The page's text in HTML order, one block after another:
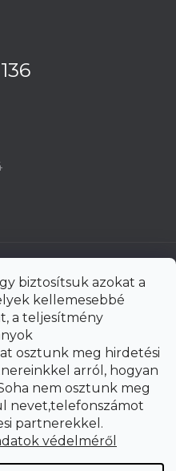
biztosítsuk azokat a
kellemesebbé
a teljesítmény
osztunk meg hirdetési
arról, hogyan
nem osztunk meg
nevet,telefonszámot
partnerekkel.
védelméről
készítette